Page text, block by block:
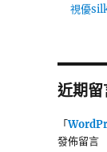
視優
近期留
「
發佈留言